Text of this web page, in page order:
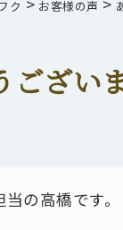
ク お客様の声
ござい
の高橋です。